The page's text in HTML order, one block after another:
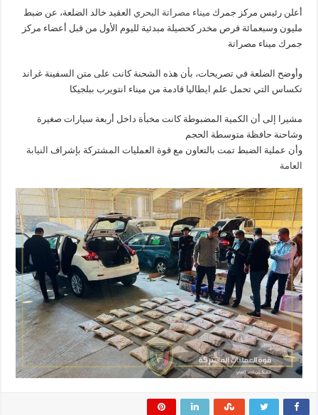
مغلقة
أعلن رئيس مركز جمرك ميناء مصراتة البحري العقيد خالد الضلعة، عن ضبط
مليون وسبعمائة قرص مخدر كحصيلة مبدئية لليوم الأول من قبل أعضاء مركز
جمرك ميناء مصراتة
وأوضح الضلعة في تصريحات، بأن هذه الشحنة كانت على متن السفينة غراند
تكساس التي تحمل علم ايطاليا قادمة من ميناء انتويرب ببلجيكا
مشيرا إلى أن الكمية المضبوطة كانت مخبأة داخل أربعة سيارات صغيرة
وشاحنة حافظة متوسطة الحجم
وأن عملية الضبط تمت بالتعاون مع قوة العمليات المشتركة بإشراف النيابة
العامة